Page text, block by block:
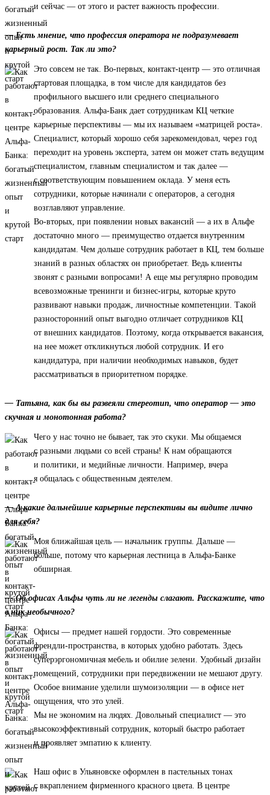
и сейчас — от этого и растет важность профессии.
— Есть мнение, что профессия оператора не подразумевает
карьерный рост. Так ли это?
Это совсем не так. Во-первых, контакт-центр — это отличная
стартовая площадка, в том числе для кандидатов без
профильного высшего или среднего специального
образования. Альфа-Банк дает сотрудникам КЦ четкие
карьерные перспективы — мы их называем «матрицей роста».
Специалист, который хорошо себя зарекомендовал, через год
переходит на уровень эксперта, затем он может стать ведущим
специалистом, главным специалистом и так далее —
с соответствующим повышением оклада. У меня есть
сотрудники, которые начинали с операторов, а сегодня
возглавляют управление.
Во-вторых, при появлении новых вакансий — а их в Альфе
достаточно много — преимущество отдается внутренним
кандидатам. Чем дольше сотрудник работает в КЦ, тем больше
знаний в разных областях он приобретает. Ведь клиенты
звонят с разными вопросами! А еще мы регулярно проводим
всевозможные тренинги и бизнес-игры, которые круто
развивают навыки продаж, личностные компетенции. Такой
разносторонний опыт выгодно отличает сотрудников КЦ
от внешних кандидатов. Поэтому, когда открывается вакансия,
на нее может откликнуться любой сотрудник. И его
кандидатура, при наличии необходимых навыков, будет
рассматриваться в приоритетном порядке.
— Татьяна, как бы вы развеяли стереотип, что оператор — это
скучная и монотонная работа?
Чего у нас точно не бывает, так это скуки. Мы общаемся
с разными людьми со всей страны! К нам обращаются
и политики, и медийные личности. Например, вчера
я общалась с общественным деятелем.
— А какие дальнейшие карьерные перспективы вы видите лично
для себя?
Моя ближайшая цель — начальник группы. Дальше —
больше, потому что карьерная лестница в Альфа-Банке
обширная.
— Об офисах Альфы чуть ли не легенды слагают. Расскажите, что
в них необычного?
Офисы — предмет нашей гордости. Это современные
френдли-пространства, в которых удобно работать. Здесь
суперэргономичная мебель и обилие зелени. Удобный дизайн
помещений, сотрудники при передвижении не мешают другу.
Особое внимание уделили шумоизоляции — в офисе нет
ощущения, что это улей.
Мы не экономим на людях. Довольный специалист — это
высокоэффективный сотрудник, который быстро работает
и проявляет эмпатию к клиенту.
Наш офис в Ульяновске оформлен в пастельных тонах
с вкраплением фирменного красного цвета. В центре